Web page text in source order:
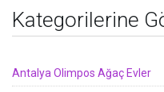
Kategorilerine
Antalya Olimpos Ağaç Evler